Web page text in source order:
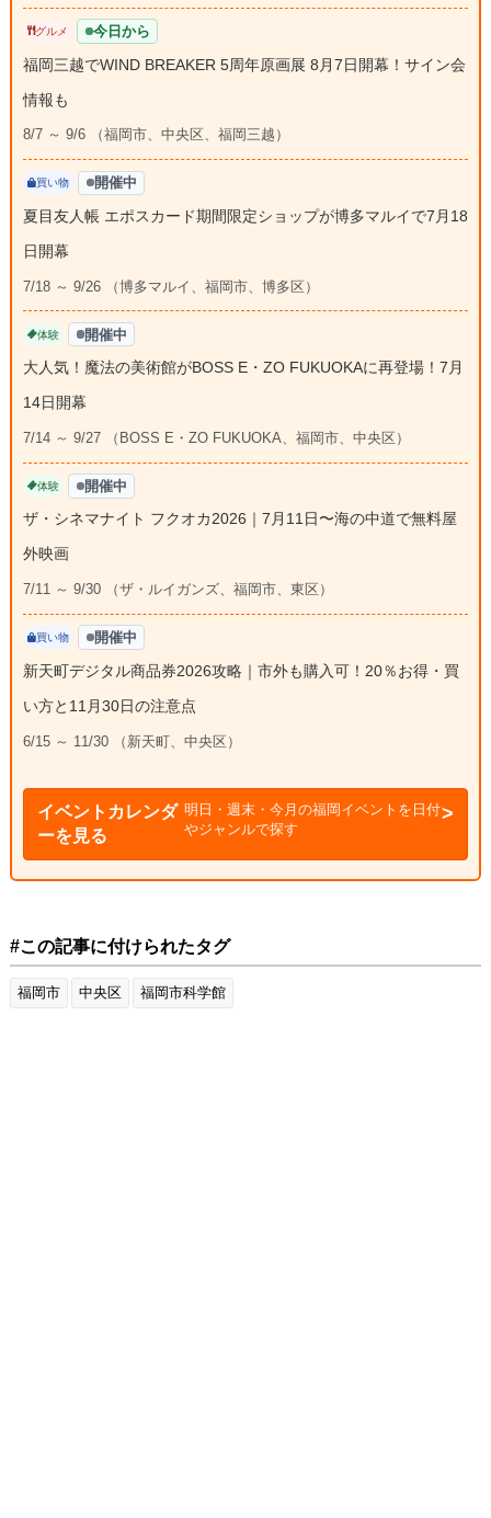
グルメ 今日から
福岡三越でWIND BREAKER 5周年原画展 8月7日開幕！サイン会
情報も
8/7 ～ 9/6 （福岡市、中央区、福岡三越）
買い物 開催中
夏目友人帳 エポスカード期間限定ショップが博多マルイで7月18
日開幕
7/18 ～ 9/26 （博多マルイ、福岡市、博多区）
体験 開催中
大人気！魔法の美術館がBOSS E・ZO FUKUOKAに再登場！7月
14日開幕
7/14 ～ 9/27 （BOSS E・ZO FUKUOKA、福岡市、中央区）
体験 開催中
ザ・シネマナイト フクオカ2026｜7月11日〜海の中道で無料屋
外映画
7/11 ～ 9/30 （ザ・ルイガンズ、福岡市、東区）
買い物 開催中
新天町デジタル商品券2026攻略｜市外も購入可！20％お得・買
い方と11月30日の注意点
6/15 ～ 11/30 （新天町、中央区）
イベントカレンダ
ーを見る
明日・週末・今月の福岡イベントを日付
やジャンルで探す
#この記事に付けられたタグ
福岡市 中央区 福岡市科学館